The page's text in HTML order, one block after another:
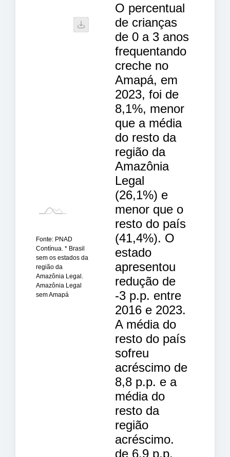
Fonte: PNAD
Contínua. * Brasil
sem os estados da
região da
Amazônia Legal.
Amazônia Legal
sem Amapá
O percentual
de crianças
de 0 a 3 anos
frequentando
creche no
Amapá, em
2023, foi de
8,1%, menor
que a média
do resto da
região da
Amazônia
Legal
(26,1%) e
menor que o
resto do país
(41,4%). O
estado
apresentou
redução de
-3 p.p. entre
2016 e 2023.
A média do
resto do país
sofreu
acréscimo de
8,8 p.p. e a
média do
resto da
região
acréscimo.
de 6,9 p.p.